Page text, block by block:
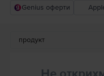
Прероръчани от Flip
Genius оферти
продукт